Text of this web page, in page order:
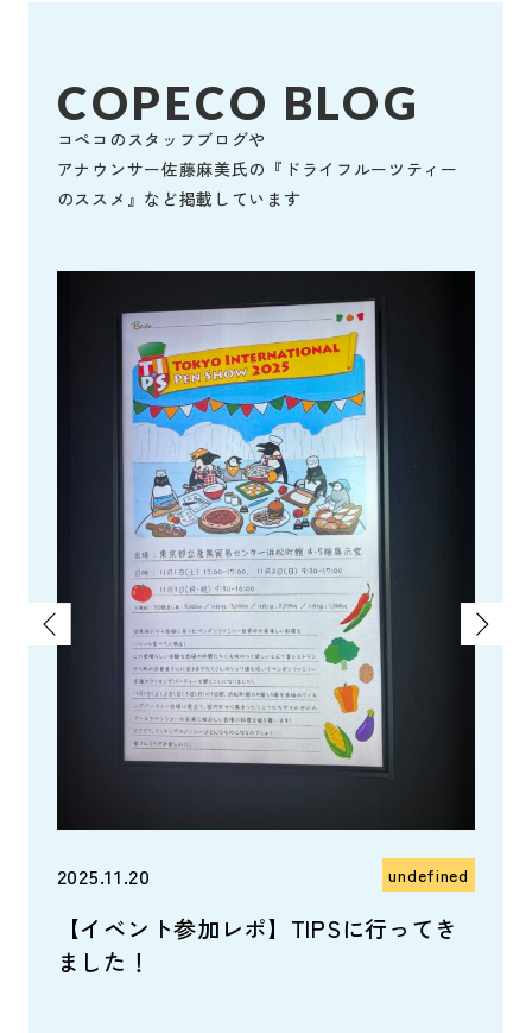
COPECO BLOG
コペコのスタッフブログや
アナウンサー佐藤麻美氏の『ドライフルーツティー
のススメ』など掲載しています
2025.11.20 undefined
【イベント参加レポ】TIPSに行ってき
ました！